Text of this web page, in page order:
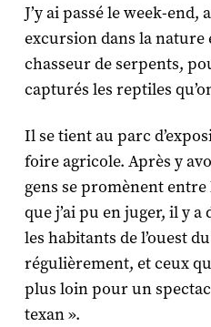
J’y ai passé le week-
excursion dans la nature
chasseur de serpents,
capturés les reptiles
Il se tient au parc
foire agricole. Après y
gens se promènent
que j’ai pu en juger, il y
les habitants de l’ouest
régulièrement, et ceux
plus loin pour un
texan ».